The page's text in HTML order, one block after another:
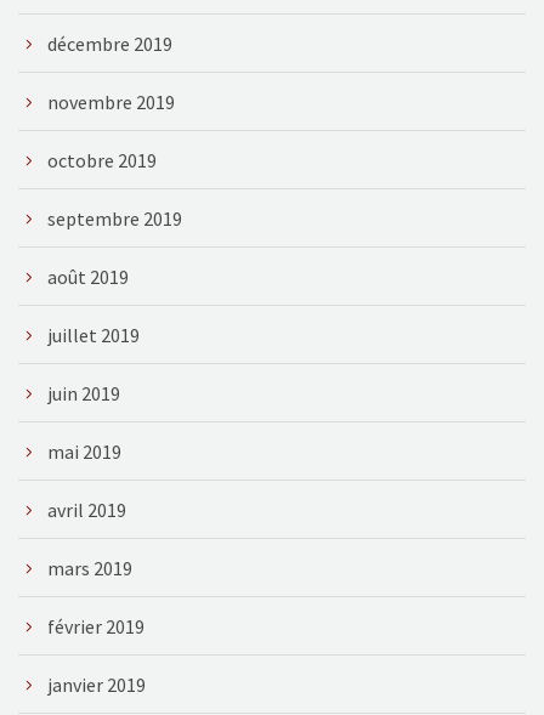
décembre 2019
novembre 2019
octobre 2019
septembre 2019
août 2019
juillet 2019
juin 2019
mai 2019
avril 2019
mars 2019
février 2019
janvier 2019